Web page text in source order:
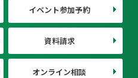
イベント参加予約
資料請求
オンライン相談